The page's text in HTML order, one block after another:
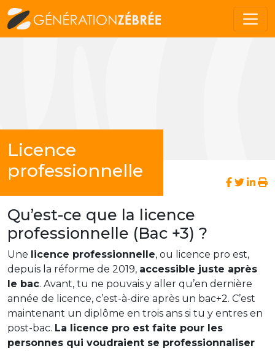
Licence
professionnelle
Qu’est-ce que la licence
professionnelle (Bac +3) ?
Une licence professionnelle, ou licence pro est,
depuis la réforme de 2019, accessible juste après
le bac. Avant, tu ne pouvais y aller qu’en dernière
année de licence, c’est-à-dire après un bac+2. C’est
maintenant un diplôme en trois ans si tu y entres en
post-bac. La licence pro est faite pour les
personnes qui voudraient se professionnaliser